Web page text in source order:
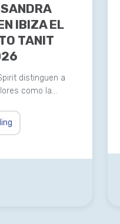
IBIZA EL
TANIT
distinguen a
como la…